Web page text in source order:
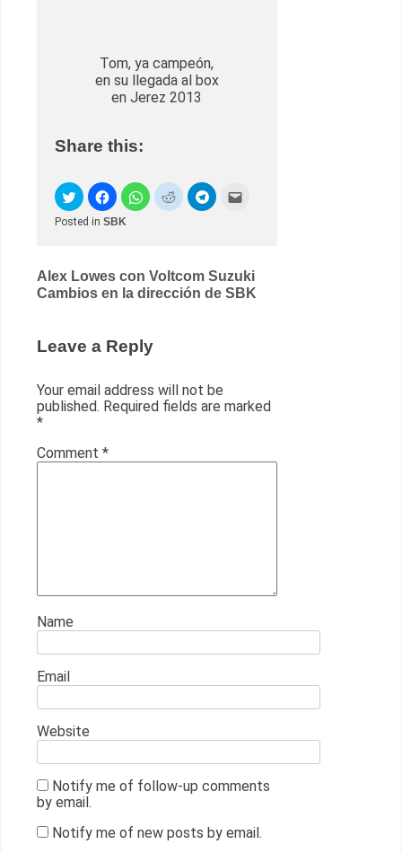
Tom, ya campeón,
en su llegada al box
en Jerez 2013
Share this:
Posted in SBK
Post
navigation
Alex Lowes con Voltcom Suzuki
Cambios en la dirección de SBK
Leave a Reply
Your email address will not be
published. Required fields are marked
*
Comment *
Name
Email
Website
Notify me of follow-up comments
by email.
Notify me of new posts by email.